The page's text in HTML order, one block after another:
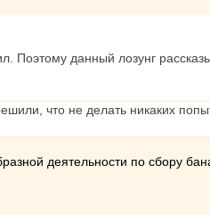
Поэтому данный лозунг
что не делать никаких
деятельности по сбору